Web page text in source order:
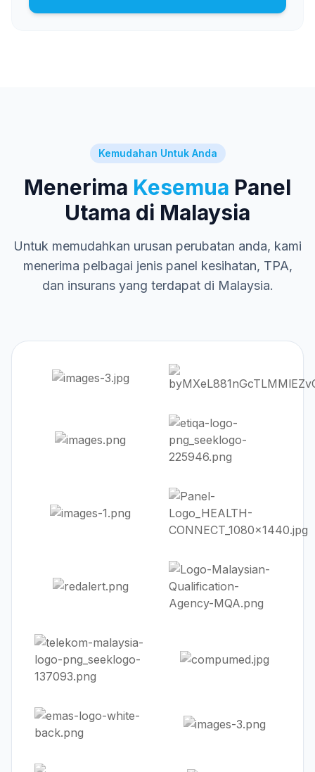
Kemudahan Untuk Anda
Menerima Kesemua Panel
Utama di Malaysia
Untuk memudahkan urusan perubatan anda, kami
menerima pelbagai jenis panel kesihatan, TPA,
dan insurans yang terdapat di Malaysia.